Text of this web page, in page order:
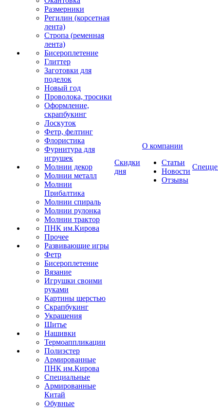
Размерники
Регилин (корсетная
лента)
Стропа (ременная
лента)
Бисероплетение
Глиттер
Заготовки для
поделок
Новый год
Проволока, тросики
Оформление,
скрапбукинг
Лоскуток
Фетр, фелтинг
Флористика
Фурнитура для
игрушек
Молнии декор
Молнии металл
Молнии
Прибалтика
Молнии спираль
Молнии рулонка
Молнии трактор
ПНК им.Кирова
Прочее
Развивающие игры
Фетр
Бисероплетение
Вязание
Игрушки своими
руками
Картины шерстью
Скрапбукинг
Украшения
Шитье
Нашивки
Термоаппликации
Полиэстер
Армированные
ПНК им.Кирова
Специальные
Армированные
Китай
Обувные
Скидки
дня
О компании
Статьи
Новости
Отзывы